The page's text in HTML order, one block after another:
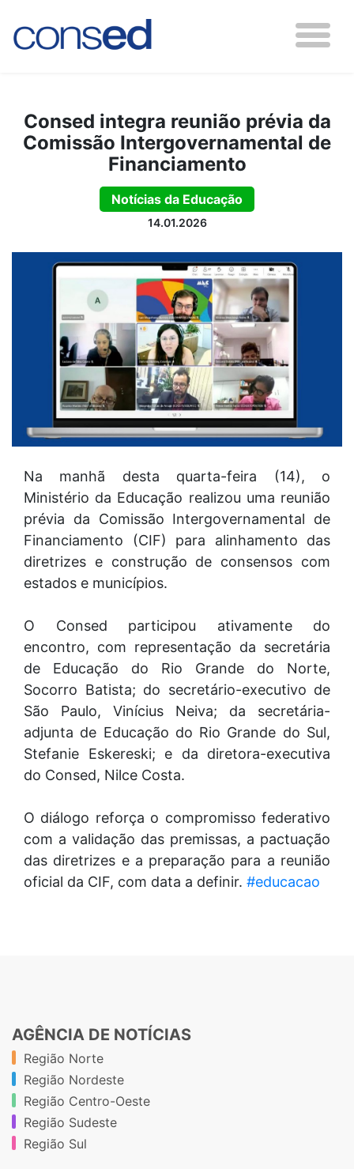
Consed integra reunião prévia da
Comissão Intergovernamental de
Financiamento
Notícias da Educação
14.01.2026
Na manhã desta quarta-feira (14), o
Ministério da Educação realizou uma reunião
prévia da Comissão Intergovernamental de
Financiamento (CIF) para alinhamento das
diretrizes e construção de consensos com
estados e municípios.
O Consed participou ativamente do
encontro, com representação da secretária
de Educação do Rio Grande do Norte,
Socorro Batista; do secretário-executivo de
São Paulo, Vinícius Neiva; da secretária-
adjunta de Educação do Rio Grande do Sul,
Stefanie Eskereski; e da diretora-executiva
do Consed, Nilce Costa.
O diálogo reforça o compromisso federativo
com a validação das premissas, a pactuação
das diretrizes e a preparação para a reunião
oficial da CIF, com data a definir. #educacao
AGÊNCIA DE NOTÍCIAS
Região Norte
Região Nordeste
Região Centro-Oeste
Região Sudeste
Região Sul